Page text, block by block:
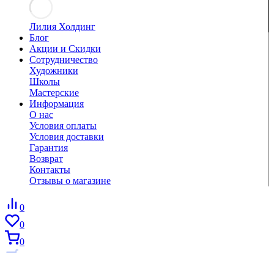
Лилия Холдинг
Блог
Акции и Скидки
Сотрудничество
Художники
Школы
Мастерские
Информация
О нас
Условия оплаты
Условия доставки
Гарантия
Возврат
Контакты
Отзывы о магазине
0
0
0